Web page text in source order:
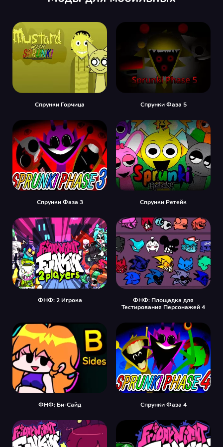
Спрунки Горчица Спрунки Фаза 5
Спрунки Фаза 3 Спрунки Ретейк
ФНФ: 2 Игрока
ФНФ: Площадка для
Тестирования Персонажей 4
ФНФ: Би-Сайд Спрунки Фаза 4